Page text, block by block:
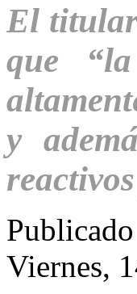
El titular
que
y
Viernes,